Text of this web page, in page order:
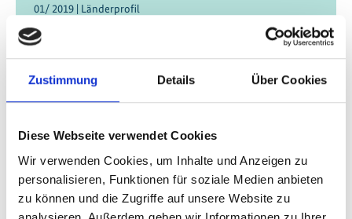
Zustimmung Details Über Cookies
Diese Webseite verwendet Cookies
Wir verwenden Cookies, um Inhalte und Anzeigen zu
personalisieren, Funktionen für soziale Medien anbieten
zu können und die Zugriffe auf unsere Website zu
01/ 2019 | Länderprofil
Länderreport: Peru
Englisch (externer Link)
01/ 2019 | Länderprofil